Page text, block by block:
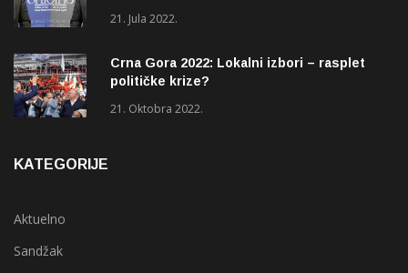
21. Jula 2022.
Crna Gora 2022: Lokalni izbori – rasplet
političke krize?
21. Oktobra 2022.
KATEGORIJE
Aktuelno
Sandžak